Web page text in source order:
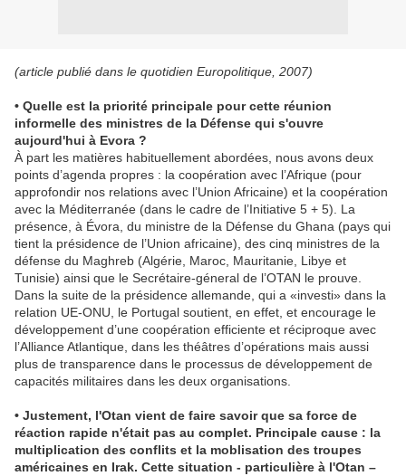
(article publié dans le quotidien Europolitique, 2007)
• Quelle est la priorité principale pour cette réunion
informelle des ministres de la Défense qui s'ouvre
aujourd'hui à Evora ?
À part les matières habituellement abordées, nous avons deux
points d’agenda propres : la coopération avec l’Afrique (pour
approfondir nos relations avec l’Union Africaine) et la coopération
avec la Méditerranée (dans le cadre de l’Initiative 5 + 5). La
présence, à Évora, du ministre de la Défense du Ghana (pays qui
tient la présidence de l’Union africaine), des cinq ministres de la
défense du Maghreb (Algérie, Maroc, Mauritanie, Libye et
Tunisie) ainsi que le Secrétaire-géneral de l’OTAN le prouve.
Dans la suite de la présidence allemande, qui a «investi» dans la
relation UE-ONU, le Portugal soutient, en effet, et encourage le
développement d’une coopération efficiente et réciproque avec
l’Alliance Atlantique, dans les théâtres d’opérations mais aussi
plus de transparence dans le processus de développement de
capacités militaires dans les deux organisations.
• Justement, l'Otan vient de faire savoir que sa force de
réaction rapide n'était pas au complet. Principale cause : la
multiplication des conflits et la moblisation des troupes
américaines en Irak. Cette situation - particulière à l'Otan –